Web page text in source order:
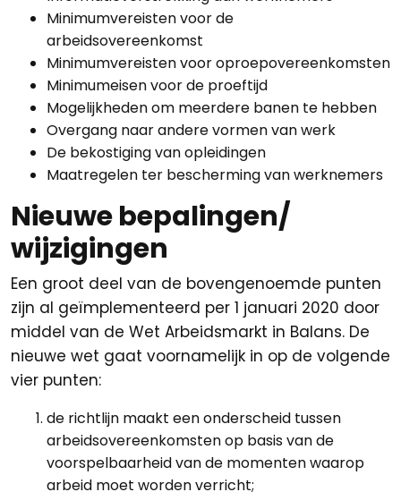
Minimumvereisten voor de
arbeidsovereenkomst
Minimumvereisten voor oproepovereenkomsten
Minimumeisen voor de proeftijd
Mogelijkheden om meerdere banen te hebben
Overgang naar andere vormen van werk
De bekostiging van opleidingen
Maatregelen ter bescherming van werknemers
Nieuwe bepalingen/
wijzigingen
Een groot deel van de bovengenoemde punten
zijn al geïmplementeerd per 1 januari 2020 door
middel van de Wet Arbeidsmarkt in Balans. De
nieuwe wet gaat voornamelijk in op de volgende
vier punten:
de richtlijn maakt een onderscheid tussen
arbeidsovereenkomsten op basis van de
voorspelbaarheid van de momenten waarop
arbeid moet worden verricht;